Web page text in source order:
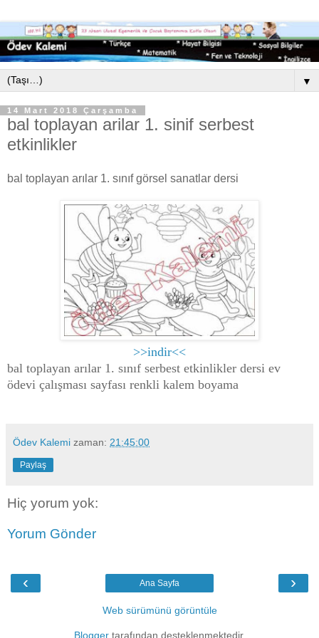
▼
14 Mart 2018 Çarşamba
bal toplayan arilar 1. sinif serbest
etkinlikler
bal toplayan arılar 1. sınıf görsel sanatlar dersi
>>indir<<
bal toplayan arılar 1. sınıf serbest etkinlikler dersi ev
ödevi çalışması sayfası renkli kalem boyama
Ödev Kalemi zaman: 21:45:00
Paylaş
Hiç yorum yok:
Yorum Gönder
‹ ›
Ana Sayfa
Web sürümünü görüntüle
Bloggertarafından desteklenmektedir.